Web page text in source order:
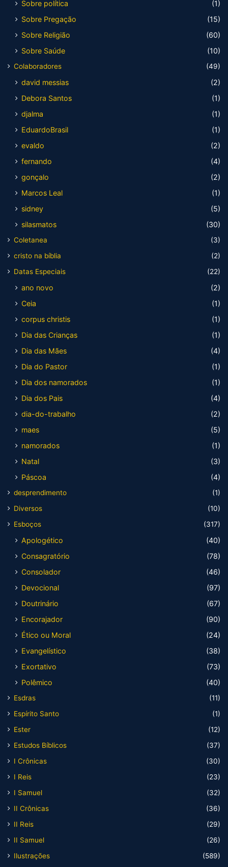
Sobre política
(1)
Sobre Pregação
(15)
Sobre Religião
(60)
Sobre Saúde
(10)
Colaboradores (49)
david messias
(2)
Debora Santos
(1)
djalma
(1)
EduardoBrasil
(1)
evaldo
(2)
fernando
(4)
gonçalo
(2)
Marcos Leal
(1)
sidney
(5)
silasmatos
(30)
Coletanea
(3)
cristo na bíblia
(2)
Datas Especiais
(22)
ano novo
(2)
Ceia
(1)
corpus christis
(1)
Dia das Crianças
(1)
Dia das Mães
(4)
Dia do Pastor
(1)
Dia dos namorados
(1)
Dia dos Pais
(4)
dia-do-trabalho
(2)
maes
(5)
namorados
(1)
Natal
(3)
Páscoa
(4)
desprendimento
(1)
Diversos
(10)
Esboços
(317)
Apologético
(40)
Consagratório
(78)
Consolador
(46)
Devocional
(97)
Doutrinário
(67)
Encorajador
(90)
Ético ou Moral
(24)
Evangelístico
(38)
Exortativo
(73)
Polêmico
(40)
Esdras
(11)
Espírito Santo
(1)
Ester
(12)
Estudos Bíblicos
(37)
I Crônicas
(30)
I Reis
(23)
I Samuel
(32)
II Crônicas
(36)
II Reis
(29)
II Samuel
(26)
Ilustrações
(589)